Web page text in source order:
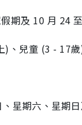
期及 10 月 24
)、兒童 (3 - 17
星期六、星期